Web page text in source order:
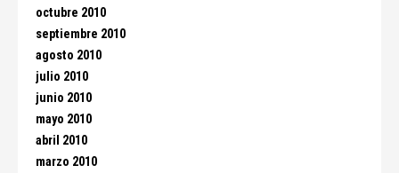
octubre 2010
septiembre 2010
agosto 2010
julio 2010
junio 2010
mayo 2010
abril 2010
marzo 2010